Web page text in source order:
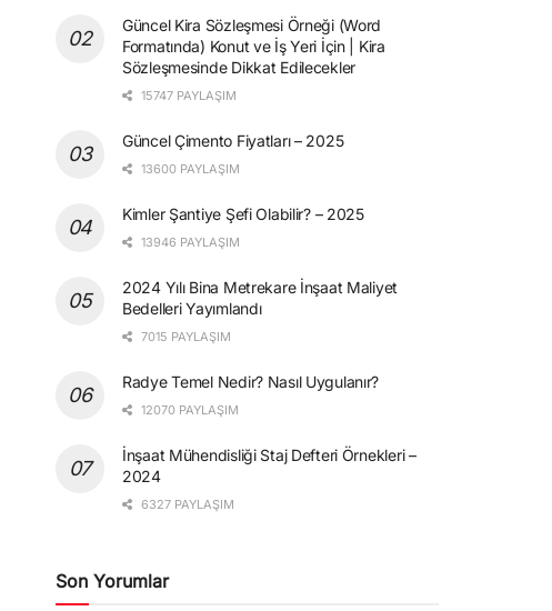
Güncel Kira Sözleşmesi Örneği (Word
Formatında) Konut ve İş Yeri İçin | Kira
Sözleşmesinde Dikkat Edilecekler
15747 PAYLAŞIM
Güncel Çimento Fiyatları – 2025
13600 PAYLAŞIM
Kimler Şantiye Şefi Olabilir? – 2025
13946 PAYLAŞIM
2024 Yılı Bina Metrekare İnşaat Maliyet
Bedelleri Yayımlandı
7015 PAYLAŞIM
Radye Temel Nedir? Nasıl Uygulanır?
12070 PAYLAŞIM
İnşaat Mühendisliği Staj Defteri Örnekleri –
2024
6327 PAYLAŞIM
Son Yorumlar